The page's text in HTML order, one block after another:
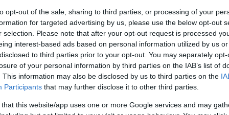
opt-out of the sale, sharing to third parties, or processing of your
for targeted advertising by us, please use the below opt-out
selection. Please note that after your opt-out request is processed
interest-based ads based on personal information utilized by us
to third parties prior to your opt-out. You may separately
of your personal information by third parties on the IAB’s list of
This information may also be disclosed by us to third parties on the
Participants that may further disclose it to other third parties.
that this website/app uses one or more Google services and may
na Moravě dnešní závod
na 10 km. Před 20 000
za skvělé atmosféry si po
a rychlém běhu dojel pro
Emilien Jacquelin.
nebo jarní procházky, na
stále sněhu dost.